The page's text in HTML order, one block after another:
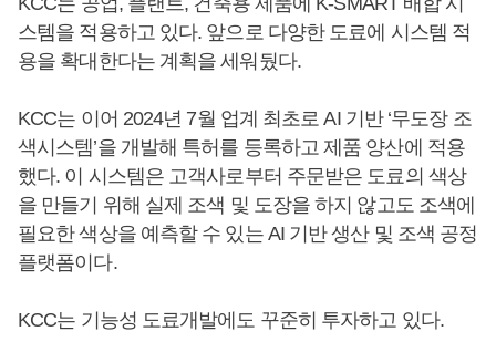
스템을 적용하고 있다. 앞으로 다양한 도료에 시스템 적
용을 확대한다는 계획을 세워뒀다.
KCC는 이어 2024년 7월 업계 최초로 AI 기반 ‘무도장 조
색시스템’을 개발해 특허를 등록하고 제품 양산에 적용
했다. 이 시스템은 고객사로부터 주문받은 도료의 색상
을 만들기 위해 실제 조색 및 도장을 하지 않고도 조색에
필요한 색상을 예측할 수 있는 AI 기반 생산 및 조색 공정
플랫폼이다.
KCC는 기능성 도료개발에도 꾸준히 투자하고 있다.